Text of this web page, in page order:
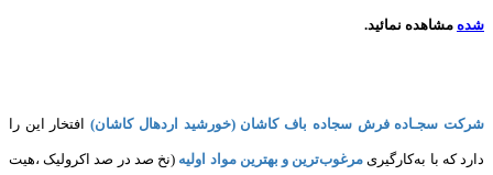
شده مشاهده نمائید.
شرکت سجـاده فرش سجاده باف کاشان (خورشید اردهال کاشان) افتخار این را
دارد که با به‌کارگیری مرغوب‌ترین و بهترین مواد اولیه (نخ صد در صد اکرولیک ،هیت